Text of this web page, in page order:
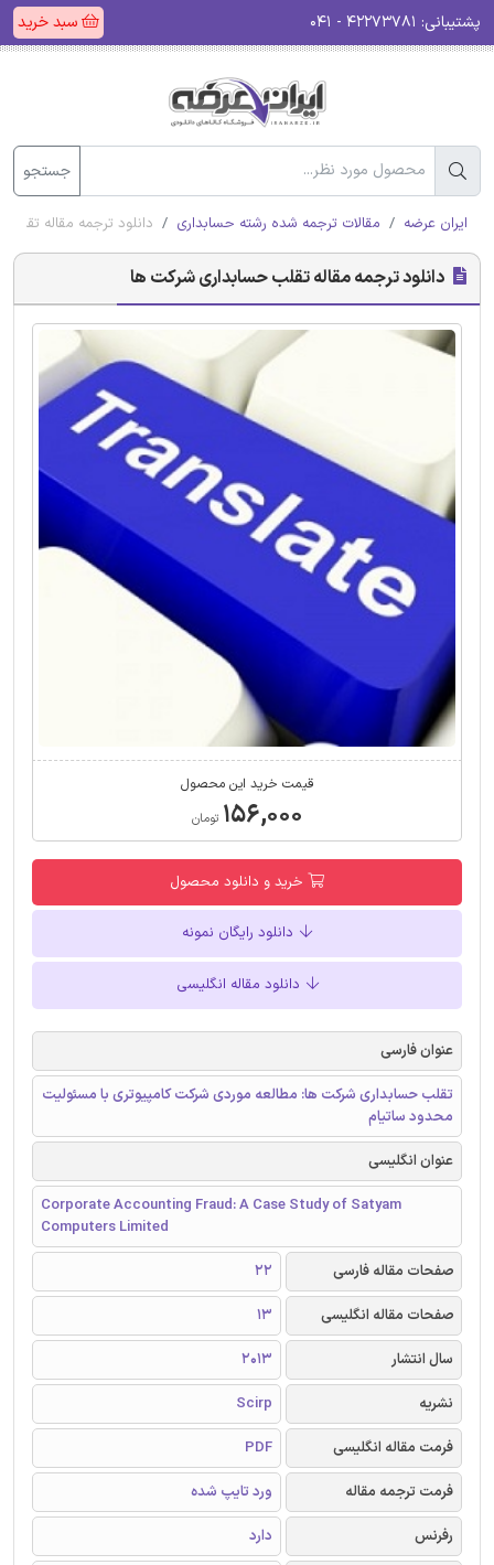
پشتیبانی: سبد خرید
جستجو
ایران عرضه مقالات ترجمه شده رشته حسابداری دانلود ترجمه مقاله
دانلود ترجمه مقاله تقلب حسابداری شرکت ها
قیمت خرید این محصول
۱۵۶,۰۰۰ تومان
خرید و دانلود محصول
دانلود رایگان نمونه
دانلود مقاله انگلیسی
عنوان فارسی
تقلب حسابداری شرکت ها: مطالعه موردی شرکت کامپیوتری با مسئولیت
محدود ساتیام
عنوان انگلیسی
Corporate Accounting Fraud: A Case Study of Satyam
Computers Limited
صفحات مقاله فارسی
22
صفحات مقاله انگلیسی
13
سال انتشار
2013
نشریه
Scirp
فرمت مقاله انگلیسی
PDF
فرمت ترجمه مقاله
ورد تایپ شده
رفرنس
دارد